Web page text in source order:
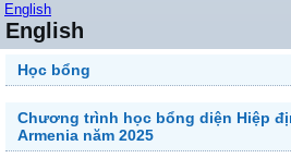
English
English
Học bổng
Chương trình học bổng diện Hiệp
Armenia năm 2025